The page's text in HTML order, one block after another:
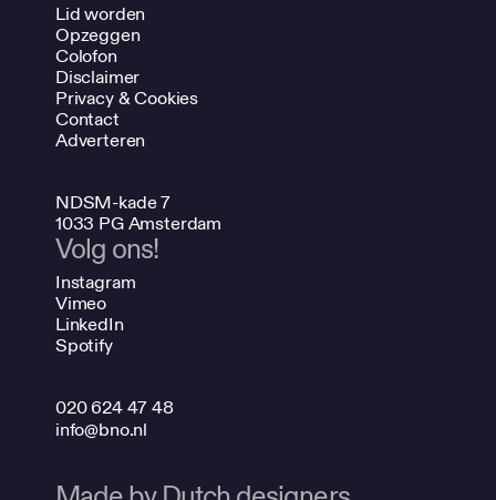
Lid worden
Opzeggen
Colofon
Disclaimer
Privacy & Cookies
Contact
Adverteren
NDSM-kade 7
1033 PG Amsterdam
Volg ons!
Instagram
Vimeo
LinkedIn
Spotify
020 624 47 48
info@bno.nl